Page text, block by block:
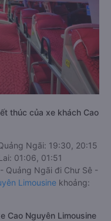
thúc của xe khách Cao
Ngãi: 19:30, 20:15
01:06, 01:51
Quảng Ngãi đi Chư Sê -
Limousine khoảng:
Cao Nguyên Limousine